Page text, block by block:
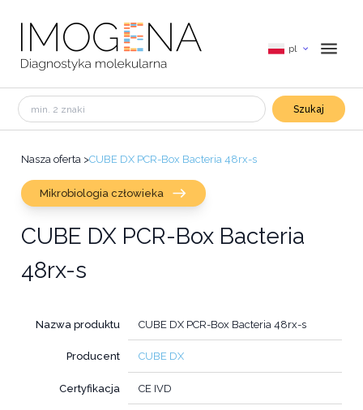
pl
Szukaj
Nasza oferta >CUBE DX PCR-Box Bacteria 48rx-s
Mikrobiologia człowieka
CUBE DX PCR-Box Bacteria
48rx-s
Nazwa produktu CUBE DX PCR-Box Bacteria 48rx-s
Producent CUBE DX
Certyfikacja CE IVD